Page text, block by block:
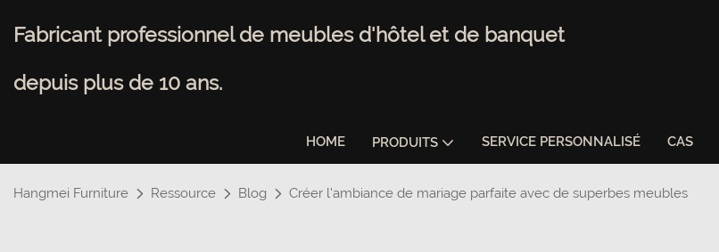
Fabricant professionnel de meubles d'hôtel et de banquet
depuis plus de 10 ans.
HOME PRODUITS SERVICE PERSONNALISÉ CAS
Hangmei Furniture Ressource Blog Créer l'ambiance de mariage parfaite avec de superbes meubles